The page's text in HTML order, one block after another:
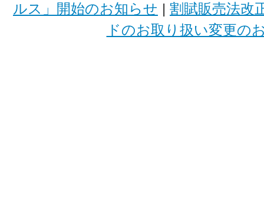
ルス」開始のお知らせ | 割賦販売法改
ドのお取り扱い変更の